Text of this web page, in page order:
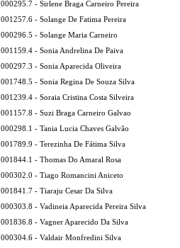
000295.7 - Sirlene Braga Carneiro Pereira
001257.6 - Solange De Fatima Pereira
000296.5 - Solange Maria Carneiro
001159.4 - Sonia Andrelina De Paiva
000297.3 - Sonia Aparecida Oliveira
001748.5 - Sonia Regina De Souza Silva
001239.4 - Soraia Cristina Costa Silveira
001157.8 - Suzi Braga Carneiro Galvao
000298.1 - Tania Lucia Chaves Galvão
001789.9 - Terezinha De Fátima Silva
001844.1 - Thomas Do Amaral Rosa
000302.0 - Tiago Romancini Aniceto
001841.7 - Tiaraju Cesar Da Silva
000303.8 - Vadineia Aparecida Pereira Silva
001836.8 - Vagner Aparecido Da Silva
000304.6 - Valdair Monfredini Silva